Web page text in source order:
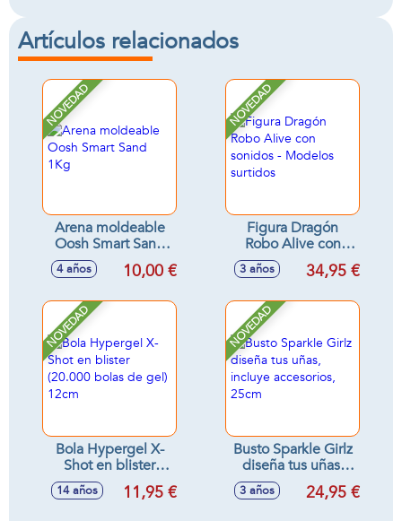
Artículos relacionados
NOVEDAD
Arena moldeable
Oosh Smart Sand
1Kg
4 años 10,00 €
NOVEDAD
Figura Dragón
Robo Alive con
sonidos - Modelos
surtidos
3 años 34,95 €
NOVEDAD
Bola Hypergel X-
Shot en blister
(20.000 bolas de
gel) 12cm
14 años 11,95 €
NOVEDAD
Busto Sparkle Girlz
diseña tus uñas,
incluye accesorios,
25cm
3 años 24,95 €